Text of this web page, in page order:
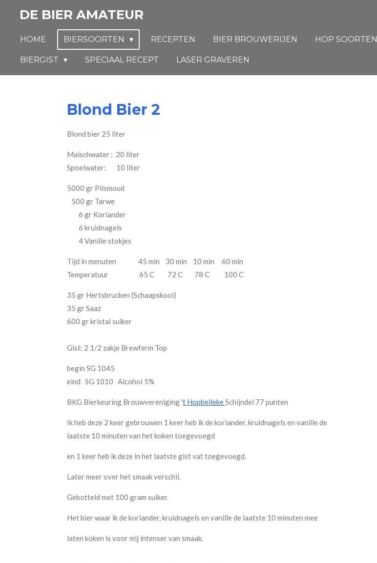
hoofdinhoud
DE BIER AMATEUR
HOME BIERSOORTEN RECEPTEN BIER BROUWERIJEN HOP SOORTEN
BIERGIST SPECIAAL RECEPT LASER GRAVEREN
Blond Bier 2
Blond bier 25 liter
Maischwater : 20 liter
Spoelwater: 10 liter
5000 gr Pilsmoud
500 gr Tarwe
6 gr Koriander
6 kruidnagels
4 Vanilie stokjes
Tijd in menuten 45 min 30 min 10 min 60 min
Temperatuur 65 C 72 C 78 C 100 C
35 gr Hertsbrucken (Schaapskooi)
35 gr Saaz
600 gr kristal suiker
Gist: 2 1/2 zakje Brewferm Top
begin SG 1045
eind SG 1010 Alcohol 5%
BKG Bierkeuring Brouwvereniging't HopbellekeSchijndel 77 punten
Ik heb deze 2 keer gebrouwen 1 keer heb ik de koriander, kruidnagels en vanille de
laatste 10 minuten van het koken toegevoegd
en 1 keer heb ik deze in het laatste gist vat toegevoegd.
Later meer over het smaak verschil.
Gebotteld met 100 gram suiker.
Het bier waar ik de koriander, kruidnagels en vanille de laatste 10 minuten mee
laten koken is voor mij intenser van smaak.